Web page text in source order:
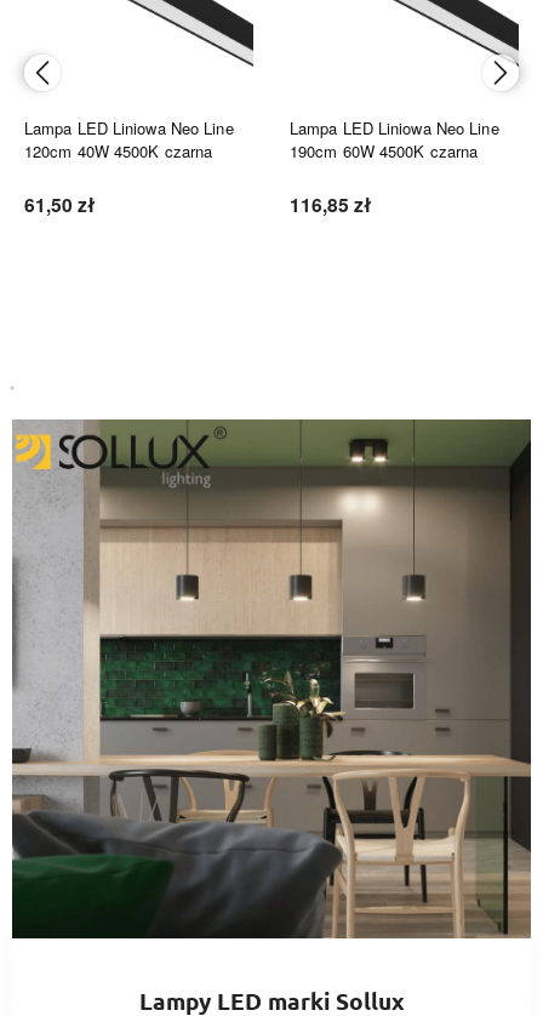
Lampa LED Liniowa Neo Line
120cm 40W 4500K czarna
61,50 zł
Lampa LED Liniowa Neo Line
190cm 60W 4500K czarna
116,85 zł
Lampy LED marki Sollux